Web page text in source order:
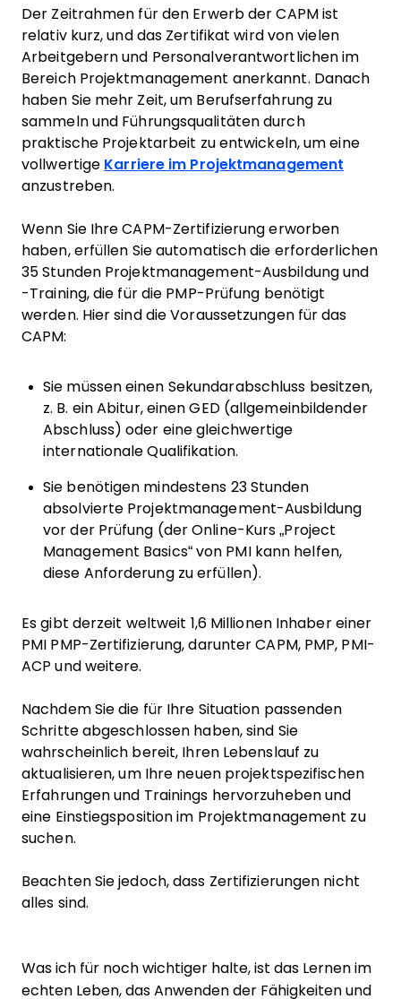
Der Zeitrahmen für den Erwerb der CAPM ist
relativ kurz, und das Zertifikat wird von vielen
Arbeitgebern und Personalverantwortlichen im
Bereich Projektmanagement anerkannt. Danach
haben Sie mehr Zeit, um Berufserfahrung zu
sammeln und Führungsqualitäten durch
praktische Projektarbeit zu entwickeln, um eine
vollwertige Karriere im Projektmanagement
anzustreben.
Wenn Sie Ihre CAPM-Zertifizierung erworben
haben, erfüllen Sie automatisch die erforderlichen
35 Stunden Projektmanagement-Ausbildung und
-Training, die für die PMP-Prüfung benötigt
werden. Hier sind die Voraussetzungen für das
CAPM:
Sie müssen einen Sekundarabschluss besitzen,
z. B. ein Abitur, einen GED (allgemeinbildender
Abschluss) oder eine gleichwertige
internationale Qualifikation.
Sie benötigen mindestens 23 Stunden
absolvierte Projektmanagement-Ausbildung
vor der Prüfung (der Online-Kurs „Project
Management Basics“ von PMI kann helfen,
diese Anforderung zu erfüllen).
Es gibt derzeit weltweit 1,6 Millionen Inhaber einer
PMI PMP-Zertifizierung, darunter CAPM, PMP, PMI-
ACP und weitere.
Nachdem Sie die für Ihre Situation passenden
Schritte abgeschlossen haben, sind Sie
wahrscheinlich bereit, Ihren Lebenslauf zu
aktualisieren, um Ihre neuen projektspezifischen
Erfahrungen und Trainings hervorzuheben und
eine Einstiegsposition im Projektmanagement zu
suchen.
Beachten Sie jedoch, dass Zertifizierungen nicht
alles sind.
Was ich für noch wichtiger halte, ist das Lernen im
echten Leben, das Anwenden der Fähigkeiten und